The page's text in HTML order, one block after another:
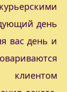
день
вас день и